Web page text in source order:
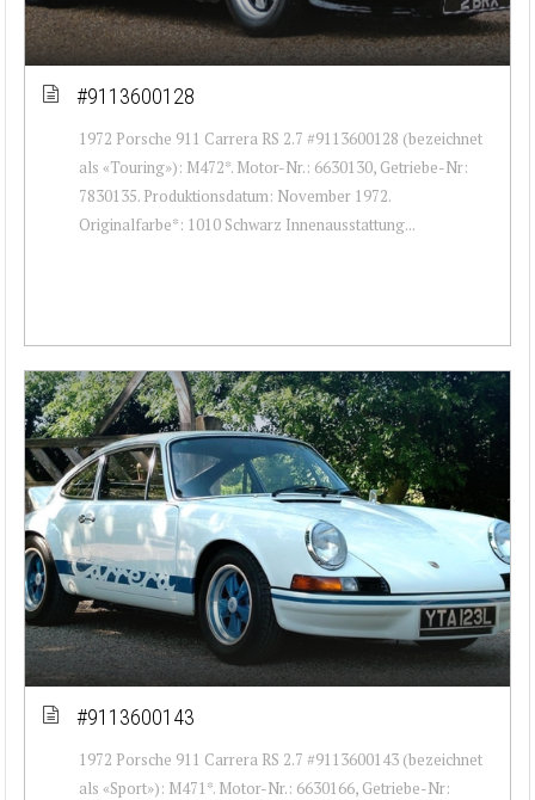
#9113600128
1972 Porsche 911 Carrera RS 2.7 #9113600128 (bezeichnet
als «Touring»): M472*. Motor-Nr.: 6630130, Getriebe-Nr:
7830135. Produktionsdatum: November 1972.
Originalfarbe*: 1010 Schwarz Innenausstattung...
#9113600143
1972 Porsche 911 Carrera RS 2.7 #9113600143 (bezeichnet
als «Sport»): M471*. Motor-Nr.: 6630166, Getriebe-Nr: